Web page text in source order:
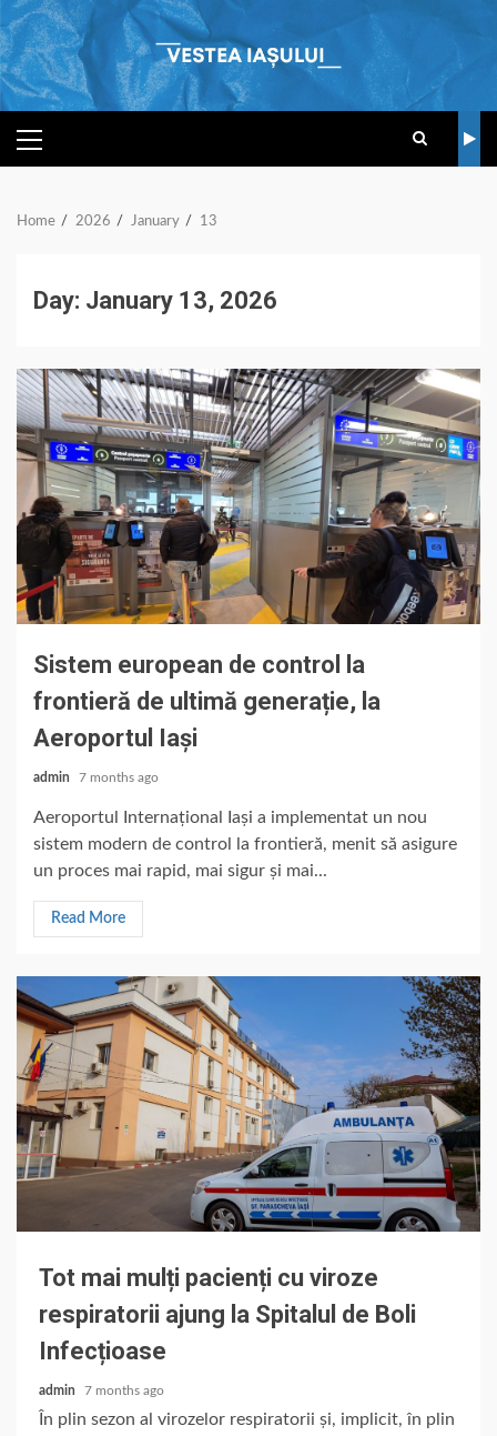
Skip
to
content
PRIMARY
MENU
Home 2026 January 13
Day: January 13, 2026
Sistem european de control la
frontieră de ultimă generație, la
Aeroportul Iași
admin 7 months ago
Aeroportul Internațional Iași a implementat un nou
sistem modern de control la frontieră, menit să asigure
un proces mai rapid, mai sigur și mai...
Read More
Tot mai mulți pacienți cu viroze
respiratorii ajung la Spitalul de Boli
Infecțioase
admin 7 months ago
În plin sezon al virozelor respiratorii și, implicit, în plin